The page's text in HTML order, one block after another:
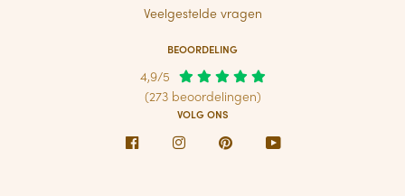
Veelgestelde vragen
BEOORDELING
4,9/5
(273 beoordelingen)
VOLG ONS
Facebook Instagram PinterestYoutube